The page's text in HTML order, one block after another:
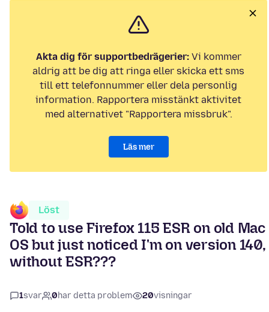
Akta dig för supportbedrägerier:Vi kommer
aldrig att be dig att ringa eller skicka ett sms
till ett telefonnummer eller dela personlig
information. Rapportera misstänkt aktivitet
med alternativet "Rapportera missbruk".
Läs mer
Löst
Told to use Firefox 115 ESR on old Mac
OS but just noticed I'm on version 140,
without ESR???
1svar 0har detta problem 20visningar